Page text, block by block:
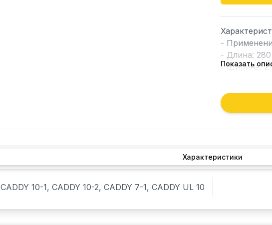
-
- Длина:
- Ширина:
- Цвет:
21980-
Показать
Характеристики
CADDY 10-1, CADDY 10-2, CADDY 7-1, CADDY UL 10